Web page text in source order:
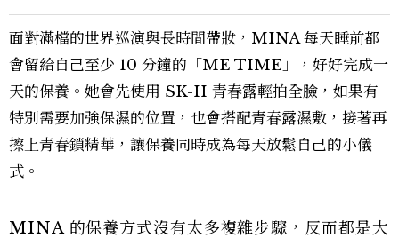
面對滿檔的世界巡演與長時間帶妝，MINA 每天睡前都
會留給自己至少 10 分鐘的「ME TIME」，好好完成一
天的保養。她會先使用 SK-II 青春露輕拍全臉，如果有
特別需要加強保濕的位置，也會搭配青春露濕敷，接著再
擦上青春鎖精華，讓保養同時成為每天放鬆自己的小儀
式。
MINA 的保養方式沒有太多複雜步驟，反而都是大